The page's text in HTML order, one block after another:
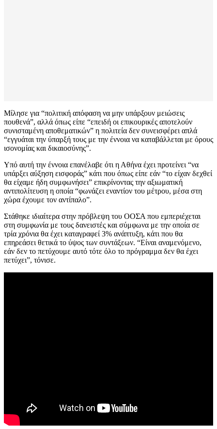
Μίλησε για “πολιτική απόφαση να μην υπάρξουν μειώσεις
πουθενά”, αλλά όπως είπε “επειδή οι επικουρικές αποτελούν
συνισταμένη αποθεματικών” η πολιτεία δεν συνεισφέρει απλά
“εγγυάται την ύπαρξή τους με την έννοια να καταβάλλεται με όρους
ισονομίας και δικαιοσύνης”.
Υπό αυτή την έννοια επανέλαβε ότι η Αθήνα έχει προτείνει “να
υπάρξει αύξηση εισφοράς” κάτι που όπως είπε εάν “το είχαν δεχθεί
θα είχαμε ήδη συμφωνήσει” επικρίνοντας την αξιωματική
αντιπολίτευση η οποία “φωνάζει εναντίον του μέτρου, μέσα στη
χώρα έχουμε τον αντίπαλο”.
Στάθηκε ιδιαίτερα στην πρόβλεψη του ΟΟΣΑ που εμπεριέχεται
στη συμφωνία με τους δανειστές και σύμφωνα με την οποία σε
τρία χρόνια θα έχει καταγραφεί 3% ανάπτυξη, κάτι που θα
επηρεάσει θετικά το ύψος των συντάξεων. “Είναι αναμενόμενο,
εάν δεν το πετύχουμε αυτό τότε όλο το πρόγραμμα δεν θα έχει
πετύχει”, τόνισε.